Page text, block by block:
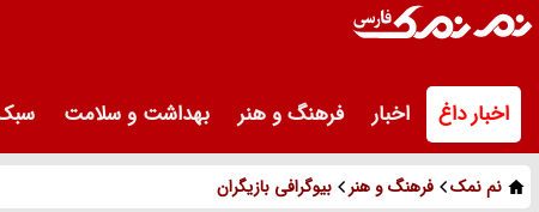
اخبار داغ اخبار فرهنگ و هنر بهداشت و سلامت
نم نمک فرهنگ و هنر بیوگرافی بازیگران